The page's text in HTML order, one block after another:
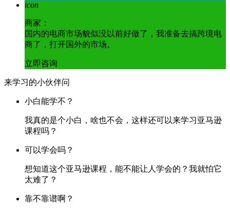
icon
商家：
国内的电商市场貌似没以前好做了，我准备去搞跨境电
商了，打开国外的市场。
立即咨询
来学习的小伙伴问
小白能学不？
我真的是个小白，啥也不会，这样还可以来学习亚马逊
课程吗？
可以学会吗？
想知道这个亚马逊课程，能不能让人学会的？我就怕它
太难了？
靠不靠谱啊？